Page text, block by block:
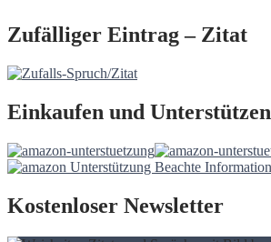
Zufälliger Eintrag – Zitat
Einkaufen und Unterstützen
Kostenloser Newsletter